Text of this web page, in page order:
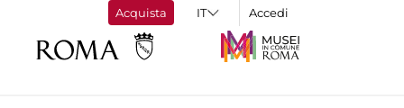
Acquista Accedi